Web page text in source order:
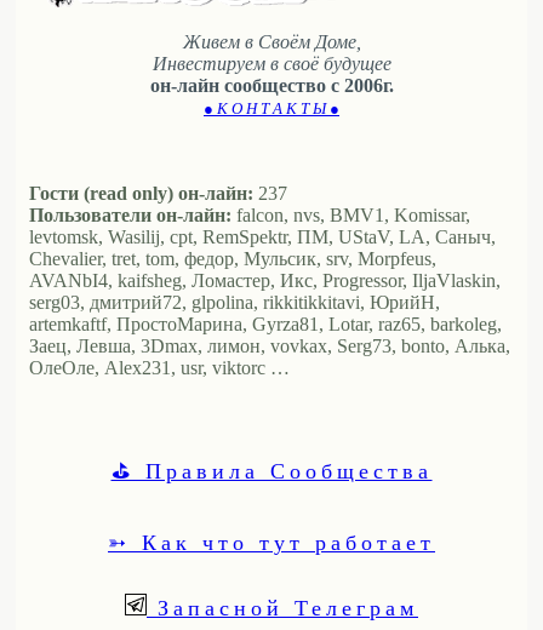
Живем в Своём Доме,
Инвестируем в своё будущее
он-лайн сообщество с 2006г.
● К О Н Т А К Т Ы ●
Гости (read only) он-лайн: 237
Пользователи он-лайн: falcon, nvs, BMV1, Komissar,
levtomsk, Wasilij, cpt, RemSpektr, ПМ, UStaV, LA, Саныч,
Chevalier, tret, tom, федор, Мульсик, srv, Morpfeus,
AVANbI4, kaifsheg, Ломастер, Икс, Progressor, IljaVlaskin,
serg03, дмитрий72, glpolina, rikkitikkitavi, ЮрийН,
artemkaftf, ПростоМарина, Gyrza81, Lotar, raz65, barkoleg,
Заец, Левша, 3Dmax, лимон, vovkax, Serg73, bonto, Алька,
ОлеОле, Alex231, usr, viktorc …
⛳ Правила Сообщества
➳ Как что тут работает
Запасной Телеграм